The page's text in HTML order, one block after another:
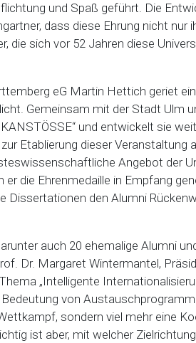
und Spaß geführt. Die
dass diese Ehrung nicht nur
die sich vor 52 Jahren diese
eG Martin Hettich geriet
Gemeinsam mit der Stadt Ulm
und entwickelt sie
Etablierung dieser Veranstaltung
Angebot der
die Ehrenmedaille in Empfang
Dissertationen den Alumni
auch 20 ehemalige Alumni
Dr. Margaret Wintermantel,
„Intelligente
von
sondern viel mehr eine
ist aber, mit welcher